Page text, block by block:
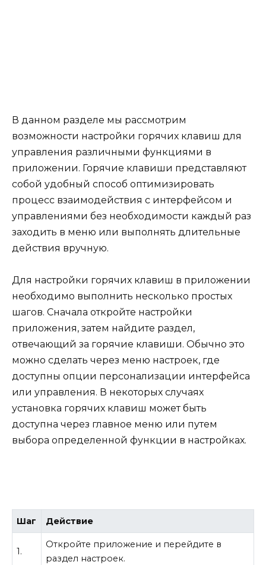
В данном разделе мы рассмотрим
возможности настройки горячих клавиш для
управления различными функциями в
приложении. Горячие клавиши представляют
собой удобный способ оптимизировать
процесс взаимодействия с интерфейсом и
управлениями без необходимости каждый раз
заходить в меню или выполнять длительные
действия вручную.
Для настройки горячих клавиш в приложении
необходимо выполнить несколько простых
шагов. Сначала откройте настройки
приложения, затем найдите раздел,
отвечающий за горячие клавиши. Обычно это
можно сделать через меню настроек, где
доступны опции персонализации интерфейса
или управления. В некоторых случаях
установка горячих клавиш может быть
доступна через главное меню или путем
выбора определенной функции в настройках.
Шаг Действие
1.
Откройте приложение и перейдите в
раздел настроек.